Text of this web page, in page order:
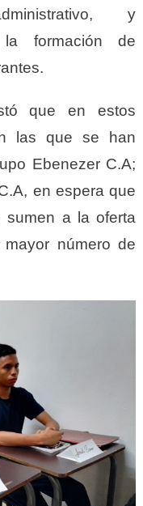
y
la formación de
que en estos
las que se han
Ebenezer C.A;
en espera que
sumen a la oferta
número de